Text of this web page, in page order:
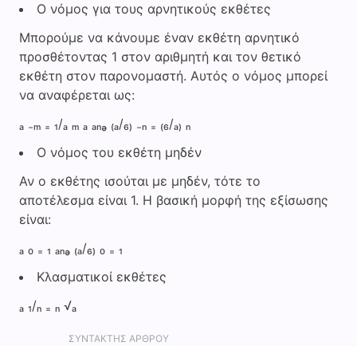
Ο νόμος για τους αρνητικούς εκθέτες
Μπορούμε να κάνουμε έναν εκθέτη αρνητικό
προσθέτοντας 1 στον αριθμητή και τον θετικό
εκθέτη στον παρονομαστή. Αυτός ο νόμος μπορεί
να αναφέρεται ως:
ₐ ₋ₘ ₌ ₁/ₐ ₘ ₐ ₐₙₔ ₍ₐ/₆₎ ₋ₙ ₌ ₍₆/ₐ₎ ₙ
Ο νόμος του εκθέτη μηδέν
Αν ο εκθέτης ισούται με μηδέν, τότε το
αποτέλεσμα είναι 1. Η βασική μορφή της εξίσωσης
είναι:
ₐ ₀ ₌ ₁ ₐₙₔ ₍ₐ/₆₎ ₀ ₌ ₁
Κλασματικοί εκθέτες
ₐ ₁/ₙ ₌ ₙ √ₐ
ΣΥΝΤΆΚΤΗΣ ΆΡΘΡΟΥ